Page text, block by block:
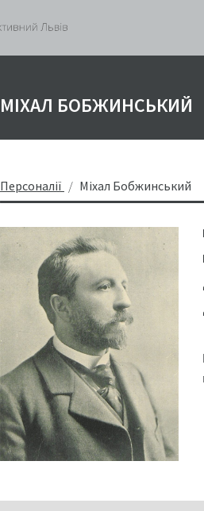
МІХАЛ БОБЖИНСЬКИЙ
Персоналії Міхал Бобжинський